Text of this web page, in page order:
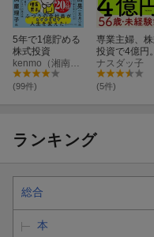
★『ママ投資家が育休中に
★『89歳、現役トレーダー
★『最後に勝つ投資術 【実
★『50万円を50億円に増や
★『5年で1億貯める株式投
門 』
★『貯金40万円が株式投資
★『賢明なる個人投資家への
★『小型株集中投資で1億円
★『小型株集中投資で1億円
5年で1億貯める
株式投資
kenmo（湘南投資勉強会）
(99件)
専業主婦、
投資で4億円。
ナスダッ子
(5件)
ランキング
総合
本